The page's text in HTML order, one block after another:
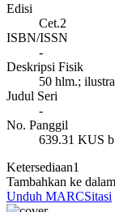
Edisi
Cet.2
ISBN/ISSN
-
Deskripsi Fisik
50 hlm.;
Judul Seri
-
No. Panggil
639.31 KUS b
Ketersediaan1
Tambahkan ke
Unduh MARCSitasi